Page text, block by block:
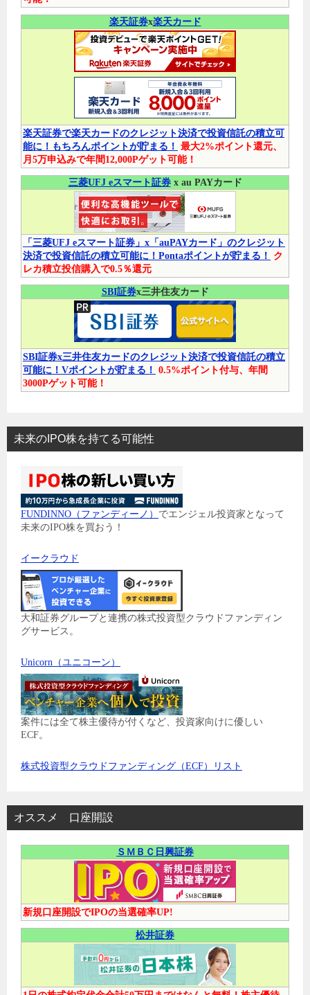
楽天証券x楽天カード
楽天証券で楽天カードのクレジット決済で投資信託の積立可
能に！もちろんポイントが貯まる！ 最大2%ポイント還元、
月5万申込みで年間12,000Pゲット可能！
三菱UFJ eスマート証券x au PAYカード
「三菱UFJ eスマート証券」x「auPAYカード」のクレジット
決済で投資信託の積立可能に！Pontaポイントが貯まる！
ク
レカ積立投信購入で0.5％還元
SBI証券x三井住友カード
SBI証券x三井住友カードのクレジット決済で投資信託の積立
可能に！Vポイントが貯まる！ 0.5%ポイント付与、年間
3000Pゲット可能！
未来のIPO株を持てる可能性
FUNDINNO（ファンディーノ） でエンジェル投資家となって
未来のIPO株を買おう！
イークラウド
大和証券グループと連携の株式投資型クラウドファンディン
グサービス。
Unicorn（ユニコーン）
案件には全て株主優待が付くなど、投資家向けに優しい
ECF。
株式投資型クラウドファンディング（ECF）リスト
オススメ 口座開設
ＳＭＢＣ日興証券
新規口座開設でIPOの当選確率UP!
松井証券